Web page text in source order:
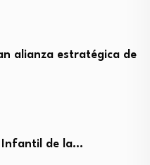
alianza estratégica de
Infantil de la…